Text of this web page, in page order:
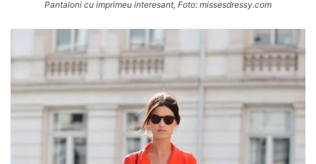
Pantaloni cu imprimeu interesant, Foto: missesdressy.com